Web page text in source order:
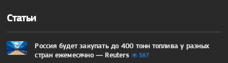
Статьи
Россия будет закупать до 400 тонн топлива у разных
стран ежемесячно — Reuters
387